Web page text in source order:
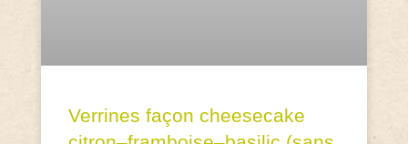
Verrines façon cheesecake